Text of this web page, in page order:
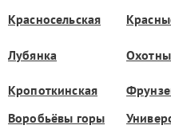
Красносельская
Лубянка
Кропоткинская
Воробьёвы горы